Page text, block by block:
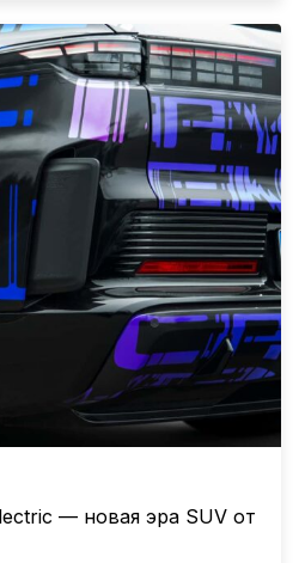
— новая эра SUV от